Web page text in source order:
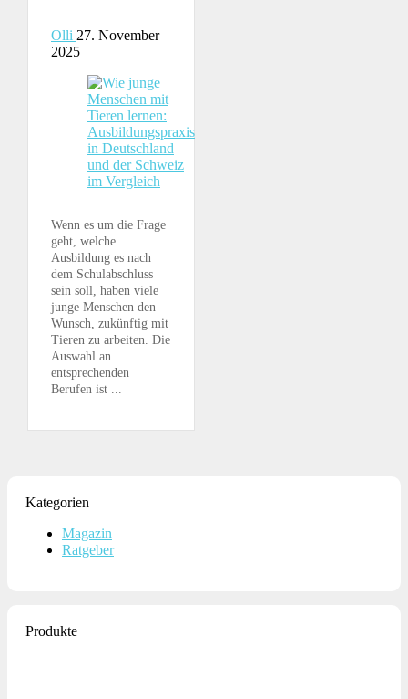
Olli 27. November
2025
Wenn es um die Frage
geht, welche
Ausbildung es nach
dem Schulabschluss
sein soll, haben viele
junge Menschen den
Wunsch, zukünftig mit
Tieren zu arbeiten. Die
Auswahl an
entsprechenden
Berufen ist ...
Kategorien
Magazin
Ratgeber
Produkte